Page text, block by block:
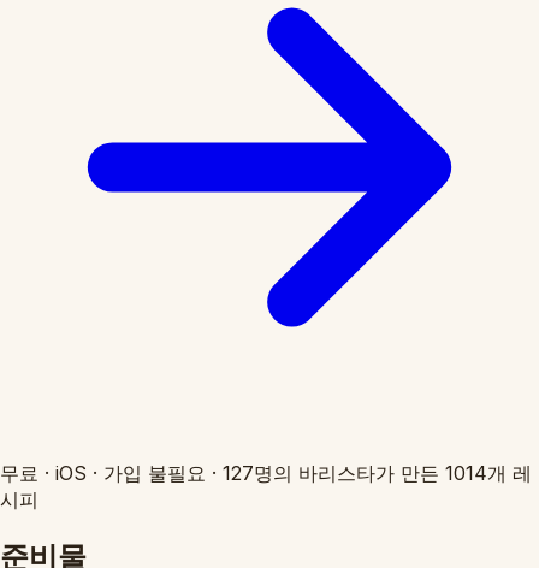
무료 · iOS · 가입 불필요 · 127명의 바리스타가 만든 1014개 레
시피
준비물